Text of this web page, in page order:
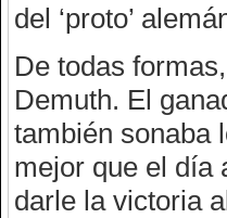
del ‘proto’
De todas
Demuth. El
también sonaba
mejor que el día
darle la victoria